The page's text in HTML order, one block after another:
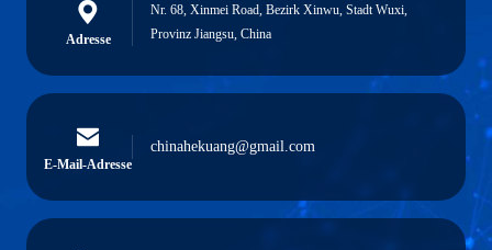
Adresse
Nr. 68, Xinmei Road, Bezirk Xinwu, Stadt Wuxi,
Provinz Jiangsu, China
E-Mail-Adresse
chinahekuang@gmail.com